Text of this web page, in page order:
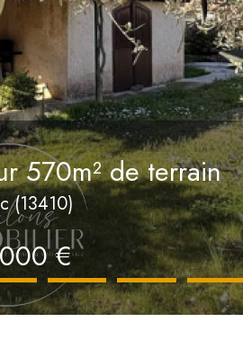
570m² de terrain
(13410)
€